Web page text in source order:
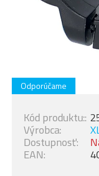
Odporúčame
Dostupnosť:
Výrobca:
Kód produktu::
EAN: